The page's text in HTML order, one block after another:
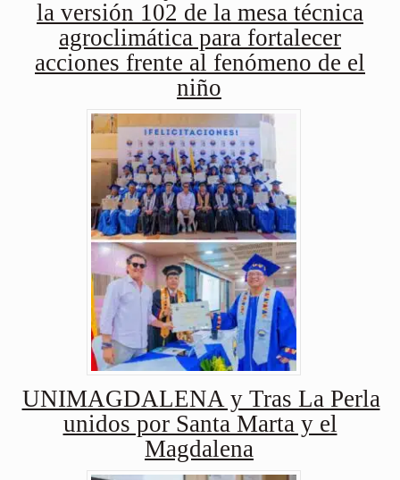
la versión 102 de la mesa técnica
agroclimática para fortalecer
acciones frente al fenómeno de el
niño
UNIMAGDALENA y Tras La Perla
unidos por Santa Marta y el
Magdalena